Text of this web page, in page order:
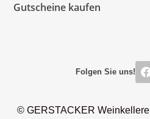
Gutscheine kaufen
Folgen Sie uns!
© GERSTACKER